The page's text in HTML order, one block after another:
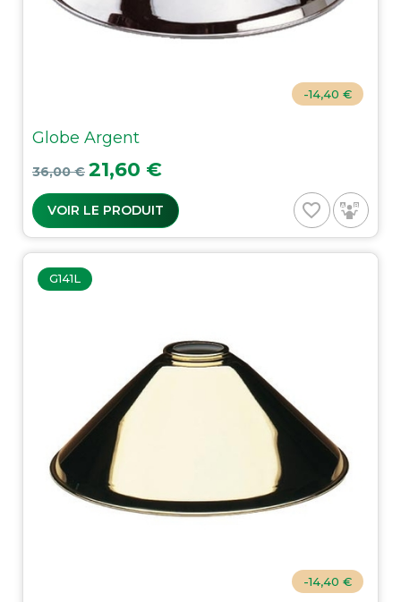
-14,40 €
Globe Argent
Prix de base
36,00 € Prix
21,60 €
VOIR LE PRODUIT favorite_border
G141L
-14,40 €